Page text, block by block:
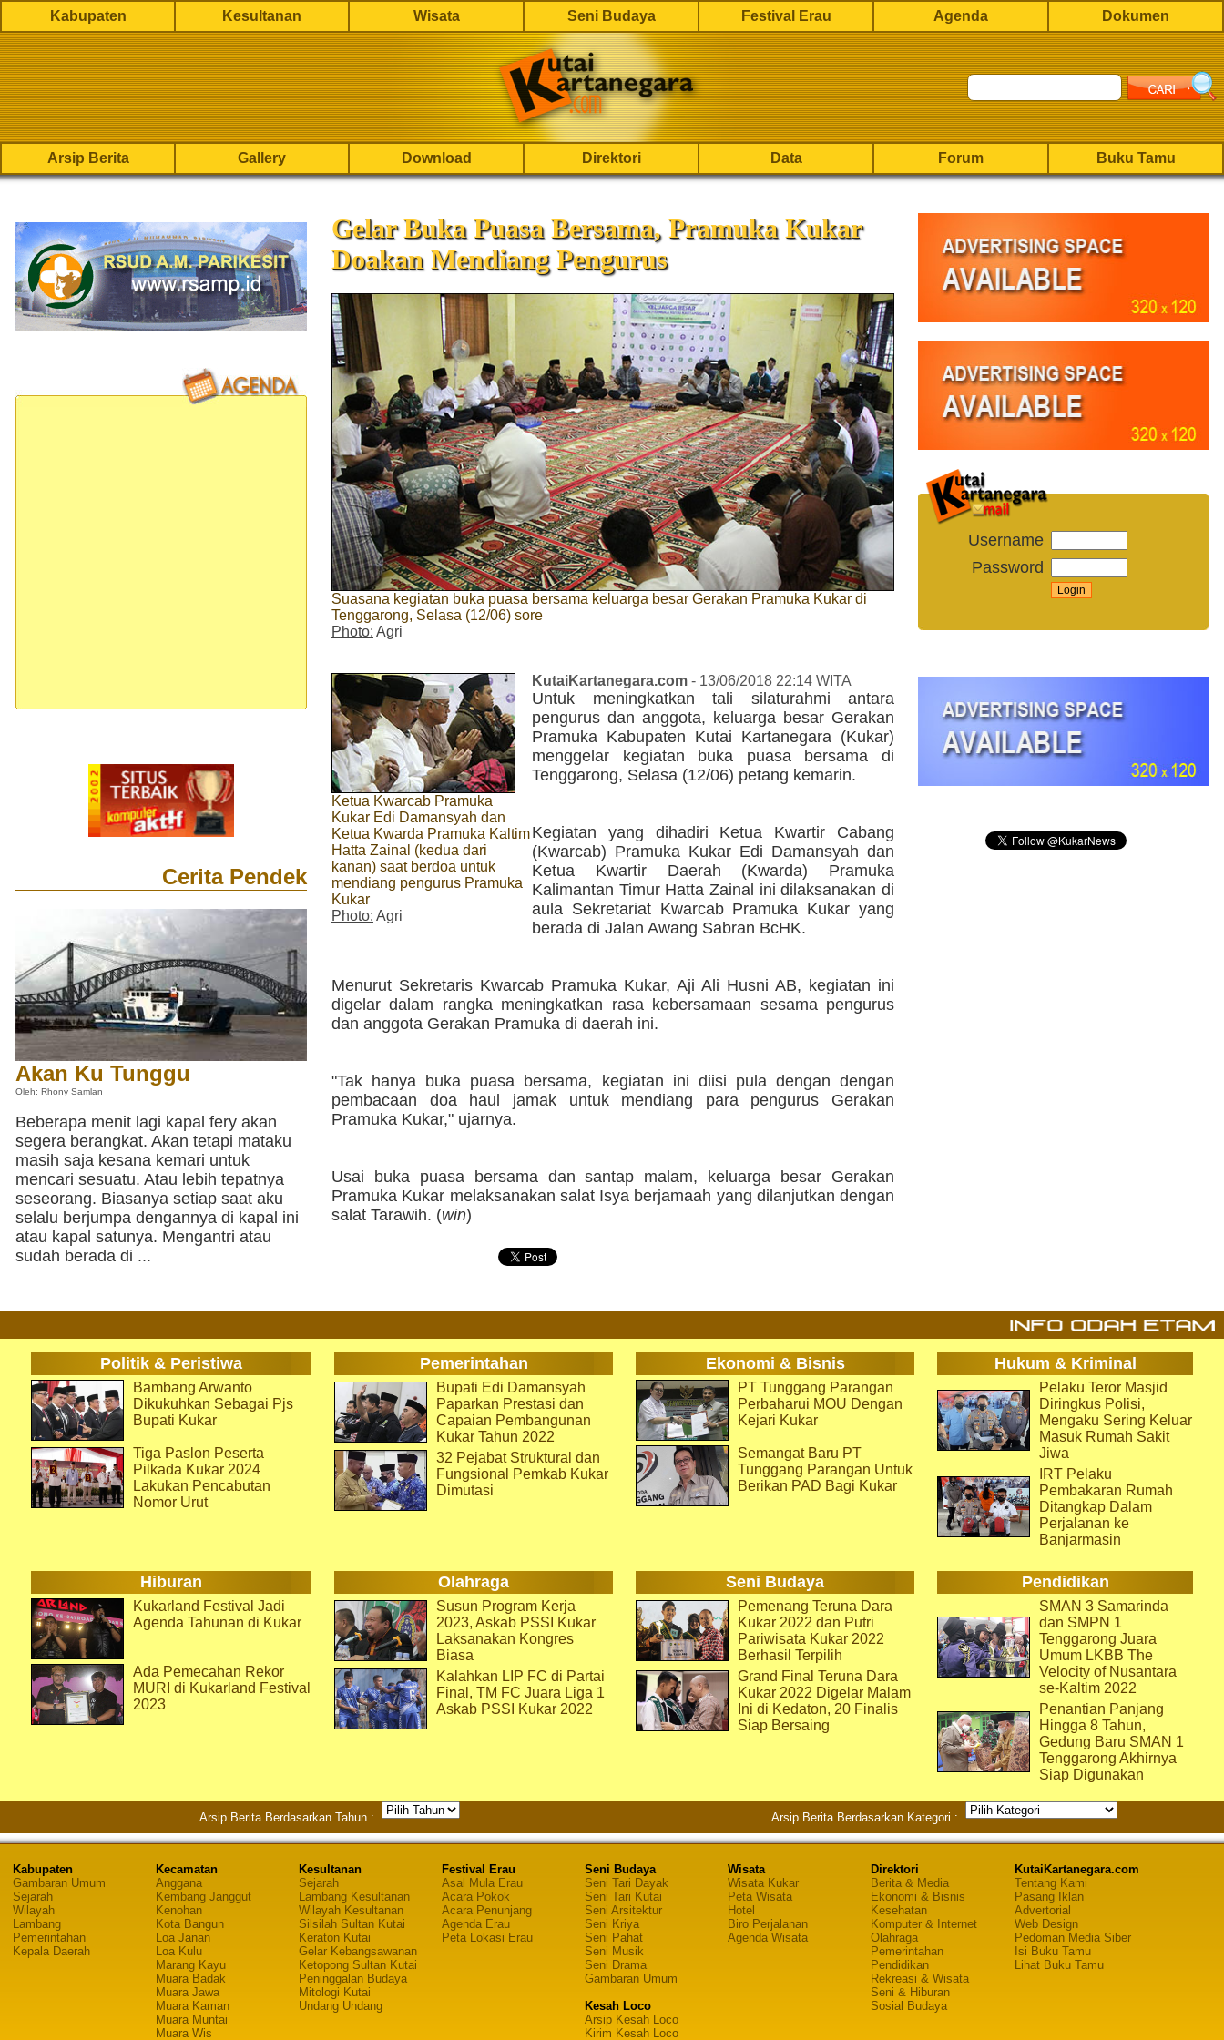
Kabupaten Kesultanan Wisata Seni Budaya Festival Erau Agenda Dokumen
Arsip Berita Gallery Download Direktori Data Forum Buku Tamu
Cerita Pendek
Akan Ku Tunggu
Oleh: Rhony Samlan
Beberapa menit lagi kapal fery akan
segera berangkat. Akan tetapi mataku
masih saja kesana kemari untuk
mencari sesuatu. Atau lebih tepatnya
seseorang. Biasanya setiap saat aku
selalu berjumpa dengannya di kapal ini
atau kapal satunya. Mengantri atau
sudah berada di ...
Gelar Buka Puasa Bersama, Pramuka Kukar
Doakan Mendiang Pengurus
Suasana kegiatan buka puasa bersama keluarga besar Gerakan Pramuka Kukar di
Tenggarong, Selasa (12/06) sore
Photo: Agri
Ketua Kwarcab Pramuka
Kukar Edi Damansyah dan
Ketua Kwarda Pramuka Kaltim
Hatta Zainal (kedua dari
kanan) saat berdoa untuk
mendiang pengurus Pramuka
Kukar
Photo: Agri
KutaiKartanegara.com - 13/06/2018 22:14 WITA
Untuk meningkatkan tali silaturahmi antara
pengurus dan anggota, keluarga besar Gerakan
Pramuka Kabupaten Kutai Kartanegara (Kukar)
menggelar kegiatan buka puasa bersama di
Tenggarong, Selasa (12/06) petang kemarin.
Kegiatan yang dihadiri Ketua Kwartir Cabang
(Kwarcab) Pramuka Kukar Edi Damansyah dan
Ketua Kwartir Daerah (Kwarda) Pramuka
Kalimantan Timur Hatta Zainal ini dilaksanakan di
aula Sekretariat Kwarcab Pramuka Kukar yang
berada di Jalan Awang Sabran BcHK.
Menurut Sekretaris Kwarcab Pramuka Kukar, Aji Ali Husni AB, kegiatan ini
digelar dalam rangka meningkatkan rasa kebersamaan sesama pengurus
dan anggota Gerakan Pramuka di daerah ini.
"Tak hanya buka puasa bersama, kegiatan ini diisi pula dengan dengan
pembacaan doa haul jamak untuk mendiang para pengurus Gerakan
Pramuka Kukar," ujarnya.
Usai buka puasa bersama dan santap malam, keluarga besar Gerakan
Pramuka Kukar melaksanakan salat Isya berjamaah yang dilanjutkan dengan
salat Tarawih. (win)
Username
Password
Politik & Peristiwa Pemerintahan Ekonomi & Bisnis Hukum & Kriminal
Bambang Arwanto
Dikukuhkan Sebagai Pjs
Bupati Kukar
Tiga Paslon Peserta
Pilkada Kukar 2024
Lakukan Pencabutan
Nomor Urut
Bupati Edi Damansyah
Paparkan Prestasi dan
Capaian Pembangunan
Kukar Tahun 2022
32 Pejabat Struktural dan
Fungsional Pemkab Kukar
Dimutasi
PT Tunggang Parangan
Perbaharui MOU Dengan
Kejari Kukar
Semangat Baru PT
Tunggang Parangan Untuk
Berikan PAD Bagi Kukar
Pelaku Teror Masjid
Diringkus Polisi,
Mengaku Sering Keluar
Masuk Rumah Sakit
Jiwa
IRT Pelaku
Pembakaran Rumah
Ditangkap Dalam
Perjalanan ke
Banjarmasin
Hiburan Olahraga Seni Budaya Pendidikan
Kukarland Festival Jadi
Agenda Tahunan di Kukar
Ada Pemecahan Rekor
MURI di Kukarland Festival
2023
Susun Program Kerja
2023, Askab PSSI Kukar
Laksanakan Kongres
Biasa
Kalahkan LIP FC di Partai
Final, TM FC Juara Liga 1
Askab PSSI Kukar 2022
Pemenang Teruna Dara
Kukar 2022 dan Putri
Pariwisata Kukar 2022
Berhasil Terpilih
Grand Final Teruna Dara
Kukar 2022 Digelar Malam
Ini di Kedaton, 20 Finalis
Siap Bersaing
SMAN 3 Samarinda
dan SMPN 1
Tenggarong Juara
Umum LKBB The
Velocity of Nusantara
se-Kaltim 2022
Penantian Panjang
Hingga 8 Tahun,
Gedung Baru SMAN 1
Tenggarong Akhirnya
Siap Digunakan
Arsip Berita Berdasarkan Tahun : Arsip Berita Berdasarkan Kategori :
Kabupaten
Gambaran Umum
Sejarah
Wilayah
Lambang
Pemerintahan
Kepala Daerah
Kecamatan
Anggana
Kembang Janggut
Kenohan
Kota Bangun
Loa Janan
Loa Kulu
Marang Kayu
Muara Badak
Muara Jawa
Muara Kaman
Muara Muntai
Muara Wis
Kesultanan
Sejarah
Lambang Kesultanan
Wilayah Kesultanan
Silsilah Sultan Kutai
Keraton Kutai
Gelar Kebangsawanan
Ketopong Sultan Kutai
Peninggalan Budaya
Mitologi Kutai
Undang Undang
Festival Erau
Asal Mula Erau
Acara Pokok
Acara Penunjang
Agenda Erau
Peta Lokasi Erau
Seni Budaya
Seni Tari Dayak
Seni Tari Kutai
Seni Arsitektur
Seni Kriya
Seni Pahat
Seni Musik
Seni Drama
Gambaran Umum
Kesah Loco
Arsip Kesah Loco
Kirim Kesah Loco
Wisata
Wisata Kukar
Peta Wisata
Hotel
Biro Perjalanan
Agenda Wisata
Direktori
Berita & Media
Ekonomi & Bisnis
Kesehatan
Komputer & Internet
Olahraga
Pemerintahan
Pendidikan
Rekreasi & Wisata
Seni & Hiburan
Sosial Budaya
KutaiKartanegara.com
Tentang Kami
Pasang Iklan
Advertorial
Web Design
Pedoman Media Siber
Isi Buku Tamu
Lihat Buku Tamu